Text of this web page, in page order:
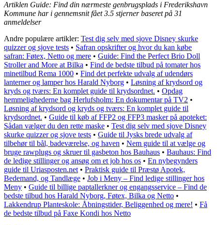
Artiklen Guide: Find din nærmeste genbrugsplads i Frederikshavn
Kommune har i gennemsnit fået3.5 stjerner baseret på 31
anmeldelser
Andre populære artikler: Test dig selv med sjove Disney skurke
quizzer og sjove tests • Safran opskrifter og hvor du kan købe
safran: Føtex, Netto og mere • Guide: Find the Perfect Brio Doll
Stroller and More at Bilka • Find de bedste tilbud på tomater hos
minetilbud Rema 1000 • Find det perfekte udvalg af udendørs
lanterner og lamper hos Harald Nyborg • Løsning af krydsord og
kryds og tværs: En komplet guide til krydsordnet. • Opdag
hemmelighederne bag Herlufsholm: En dokumentar på TV2 •
Løsning af krydsord og kryds og tværs: En komplet guide til
krydsordnet. • Guide til køb af FFP2 og FFP3 masker på apoteket:
Sådan vælger du den rette maske • Test dig selv med sjove Disney
skurke quizzer og sjove tests • Guide til Jysks brede udvalg af
tilbehør til bål, badeværelse, og haven • Nem guide til at vælge og
bruge rawplugs og skruer til gasbeton hos Bauhaus • Bauhaus: Find
de ledige stillinger og ansøg om et job hos os • En nybegynders
guide til Uriasposten.net • Praktisk guide til Præstø Apotek,
Bedemand, og Tandlæge • Job i Meny – Find ledige stillinger hos
Meny • Guide til billige paptallerkner og engangsservice – Find de
bedste tilbud hos Harald Nyborg, Føtex, Bilka og Netto •
Lakkendrup Planteskole: Åbningstider, Beliggenhed og mere! • Få
de bedste tilbud på Faxe Kondi hos Netto